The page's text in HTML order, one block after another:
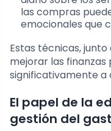
las compras
emocionales que
Estas técnicas,
mejorar las finanzas
significativamente a
El papel de la
gestión del